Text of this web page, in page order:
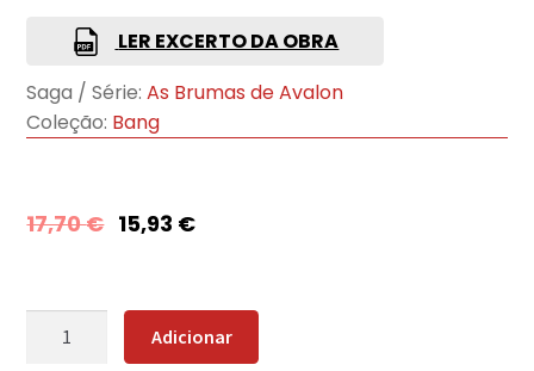
LER EXCERTO DA OBRA
Saga / Série: As Brumas de Avalon
Coleção: Bang
17,70€ 15,93 €
Quantidade
Adicionar